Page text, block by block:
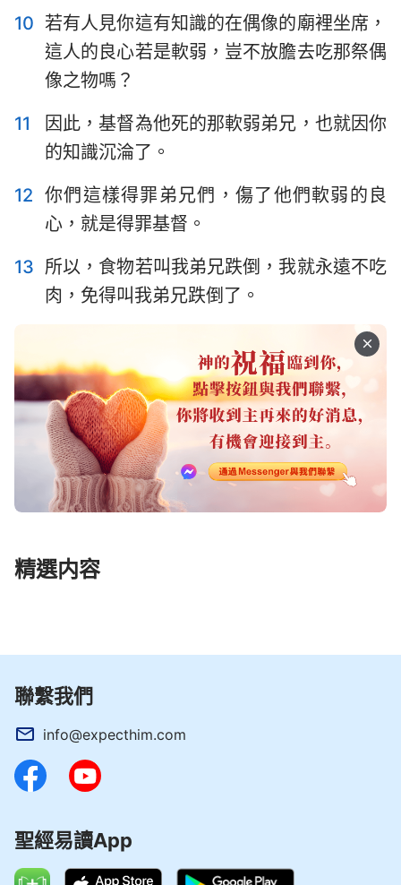
1 2 3 4 5 6
7
8
9
10 若有人見你這有知識的在偶像的廟裡坐席，
這人的良心若是軟弱，豈不放膽去吃那祭偶
像之物嗎？
11
因此，基督為他死的那軟弱弟兄，也就因你
的知識沉淪了。
12 你們這樣得罪弟兄們，傷了他們軟弱的良
心，就是得罪基督。
13 所以，食物若叫我弟兄跌倒，我就永遠不吃
肉，免得叫我弟兄跌倒了。
精選内容
聯繫我們
info@expecthim.com
聖經易讀App